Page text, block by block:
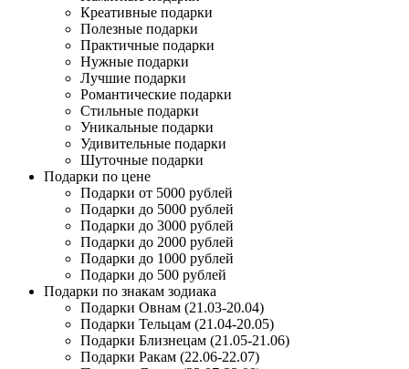
Креативные подарки
Полезные подарки
Практичные подарки
Нужные подарки
Лучшие подарки
Романтические подарки
Стильные подарки
Уникальные подарки
Удивительные подарки
Шуточные подарки
Подарки по цене
Подарки от 5000 рублей
Подарки до 5000 рублей
Подарки до 3000 рублей
Подарки до 2000 рублей
Подарки до 1000 рублей
Подарки до 500 рублей
Подарки по знакам зодиака
Подарки Овнам (21.03-20.04)
Подарки Тельцам (21.04-20.05)
Подарки Близнецам (21.05-21.06)
Подарки Ракам (22.06-22.07)